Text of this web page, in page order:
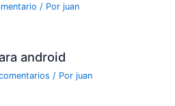
/ Porjuan
android
/ Porjuan